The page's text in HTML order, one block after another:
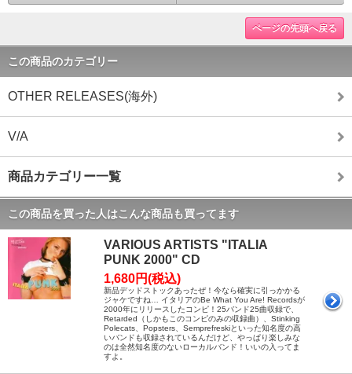
ページの先頭へ戻る
この商品のカテゴリー
OTHER RELEASES(海外)
V/A
商品カテゴリー一覧
この商品を買った人はこんな商品も買ってます
VARIOUS ARTISTS "ITALIA
PUNK 2000" CD
1,680円(税込)
新品デッドストックあったぜ！今なら確実に引っかかる
ジャケですね… イタリアのBe What You Are! Recordsが
2000年にリリースしたコンピ！25バンド25曲収録で、
Retarded（しかもこのコンピのみの収録曲）、Stinking
Polecats、Popsters、Semprefreskiといった知名度の高
いバンドも収録されているんだけど、やっぱり楽しみな
のは全然知名度のないローカルバンド！いいの入ってま
すよ。